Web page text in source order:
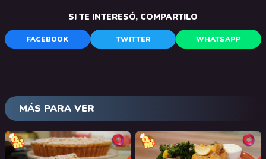
SI TE INTERESÓ, COMPARTILO
FACEBOOK TWITTER WHATSAPP
MÁS PARA VER